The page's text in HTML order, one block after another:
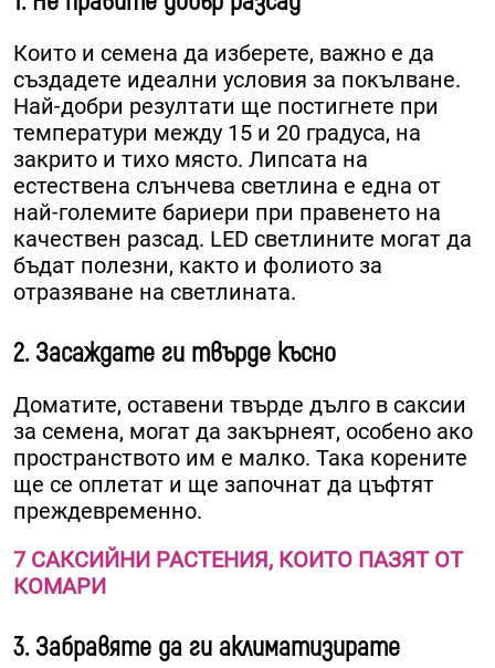
Които и семена да изберете, важно е да
създадете идеални условия за покълване.
Най-добри резултати ще постигнете при
температури между 15 и 20 градуса, на
закрито и тихо място. Липсата на
естествена слънчева светлина е една от
най-големите бариери при правенето на
качествен разсад. LED светлините могат да
бъдат полезни, както и фолиото за
отразяване на светлината.
2. Засаждате ги твърде късно
Доматите, оставени твърде дълго в саксии
за семена, могат да закърнеят, особено ако
пространството им е малко. Така корените
ще се оплетат и ще започнат да цъфтят
преждевременно.
7 САКСИЙНИ РАСТЕНИЯ, КОИТО ПАЗЯТ ОТ
КОМАРИ
3. Забравяте да ги аклиматизирате